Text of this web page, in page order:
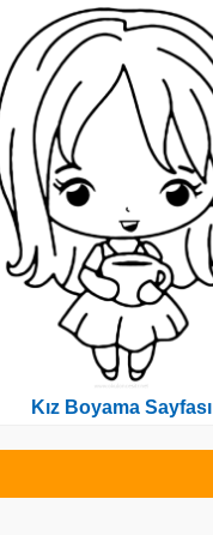
Kız Boyama Sayfası